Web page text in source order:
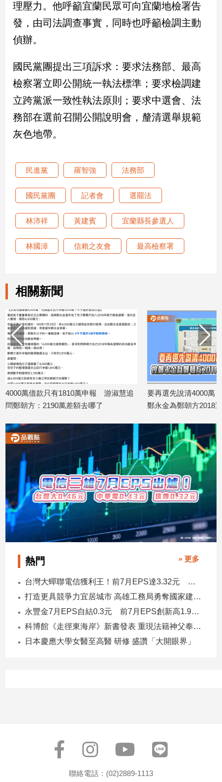
行/
時
尚
追
生
活
建
築/
計
遊/
美
食
星
座/
消
費
健
康/
親
子/
感
情
藝
術
／
創
／
電
影
推
薦
科
技/
遊
戲
Pet
專
理壓力。他呼籲宜蘭民眾可向宜蘭地檢署告
發，由司法調查事實，同時也呼籲檢調主動
偵辦。
國民黨團提出三項訴求：要求法務部、最高
檢察署立即公開統一執法標準；要求檢調建
立跨黨派一致性執法原則；要求中選會、法
務部在選前召開公開說明會，釐清選舉規範
灰色地帶。
民進黨 羅智強 法務部
國民黨團 記者會 選罷法
林沛祥 黃建賓 宜蘭縣長參選人
林國漳 信賴之友會 最高檢察署
相關新聞
游淑慧追
要再選先說清4000萬！吳子嘉秀票據 控
鄭永金為鄭朝方2018選縣長籌錢至今未
吳乃仁
反駁：
熱門 » 更多
台灣大蟬聯電信獲利王！前7月EPS達3.32元 中華電3.11、遠傳2.46元
打造更具競爭力宜居城市 高雄工務局勇奪國家建築界9大獎
永豐金7月EPS自結0.3元 前7月EPS創新高1.96元！
科博館《走徑東海岸》新書發表 重現法籍神父奉獻足跡與歷史日記
日本慶應大學女醫至高醫 研修 盛讚「大開眼界」
聯絡電話：(02)2889-1113